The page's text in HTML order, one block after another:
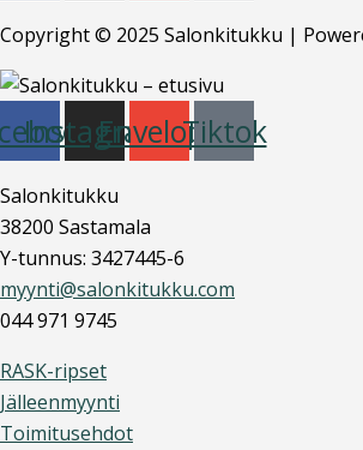
Copyright © 2025 Salonkitukku |
Instagram
EnvelopeTiktok
Salonkitukku
38200 Sastamala
Y-tunnus: 3427445-6
myynti@salonkitukku.com
044 971 9745
RASK-ripset
Jälleenmyynti
Toimitusehdot